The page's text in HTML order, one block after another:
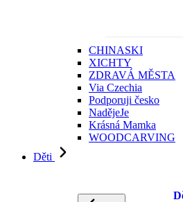
CHINASKI
XICHTY
ZDRAVÁ MĚSTA
Via Czechia
Podporuji česko
NadějeJe
Krásná Mamka
WOODCARVING
Děti